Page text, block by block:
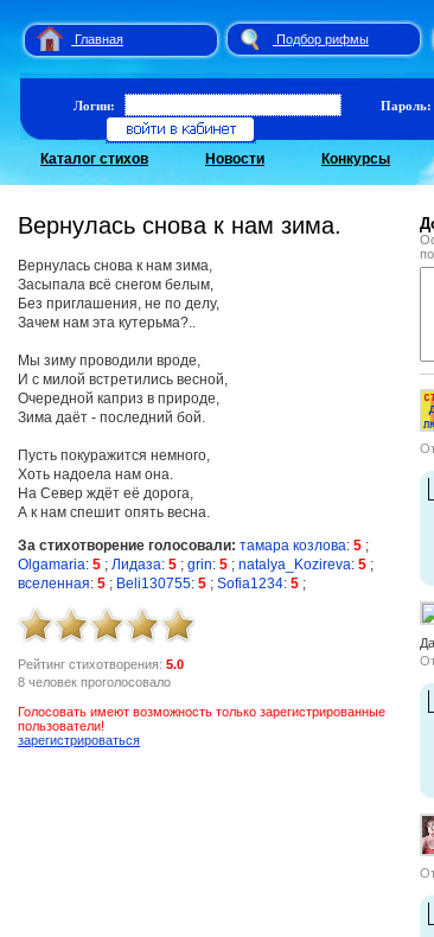
Главная Подбор рифмы
Логин: Пароль:
Каталог стихов Новости Конкурсы
Вернулась снова к нам зима.
Вернулась снова к нам зима,
Засыпала всё снегом белым,
Без приглашения, не по делу,
Зачем нам эта кутерьма?..
Мы зиму проводили вроде,
И с милой встретились весной,
Очередной каприз в природе,
Зима даёт - последний бой.
Пусть покуражится немного,
Хоть надоела нам она.
На Север ждёт её дорога,
А к нам спешит опять весна.
За стихотворение голосовали: тамара козлова: 5 ;
Olgamaria: 5 ; Лидаза: 5 ; grin: 5 ; natalya_Kozireva: 5 ;
вселенная: 5 ; Beli130755: 5 ; Sofia1234: 5 ;
Рейтинг стихотворения: 5.0
8 человек проголосовало
Голосовать имеют возможность только зарегистрированные
пользователи!
зарегистрироваться